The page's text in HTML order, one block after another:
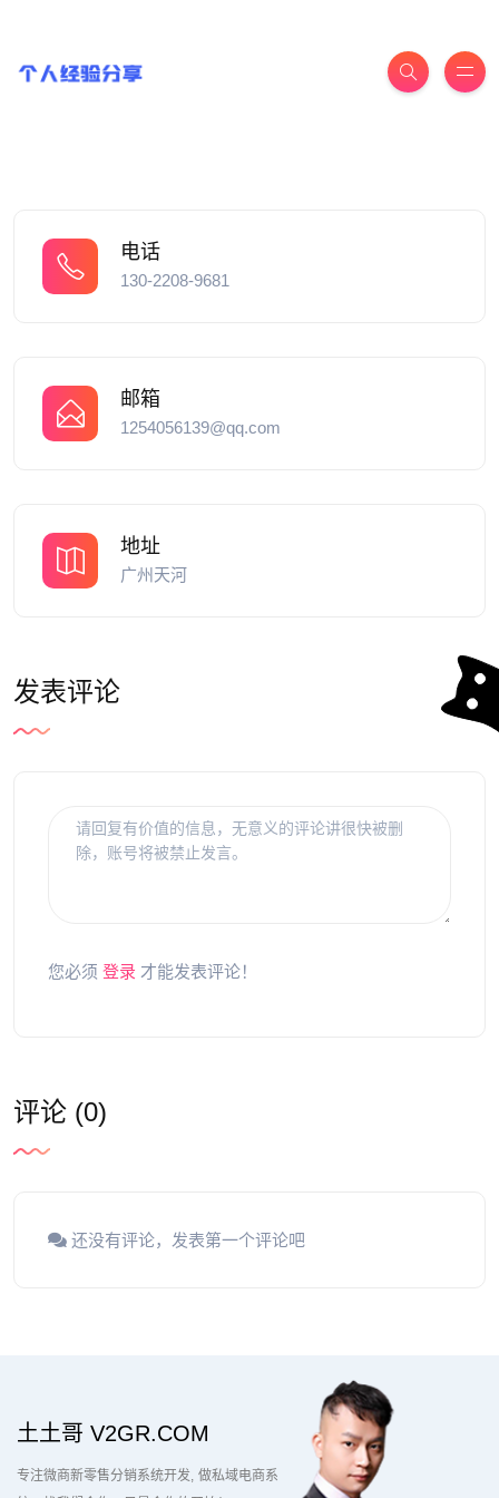
电话
130-2208-9681
邮箱
1254056139@qq.com
地址
广州天河
发表评论
您必须 登录 才能发表评论！
评论 (0)
还没有评论，发表第一个评论吧
土土哥 V2GR.COM
专注微商新零售分销系统开发 做私域电商系